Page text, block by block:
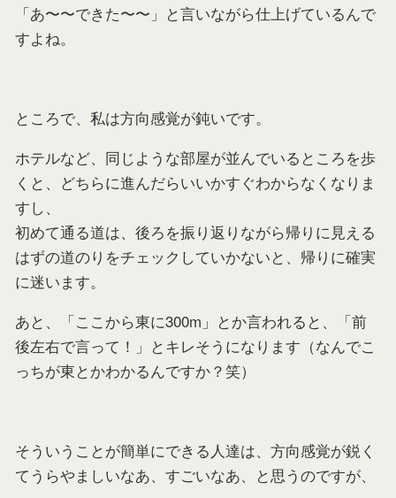
「あ〜〜できた〜〜」と言いながら仕上げているんで
すよね。
ところで、私は方向感覚が鈍いです。
ホテルなど、同じような部屋が並んでいるところを歩
くと、どちらに進んだらいいかすぐわからなくなりま
すし、
初めて通る道は、後ろを振り返りながら帰りに見える
はずの道のりをチェックしていかないと、帰りに確実
に迷います。
あと、「ここから東に300m」とか言われると、「前
後左右で言って！」とキレそうになります（なんでこ
っちが東とかわかるんですか？笑）
そういうことが簡単にできる人達は、方向感覚が鋭く
てうらやましいなあ、すごいなあ、と思うのですが、